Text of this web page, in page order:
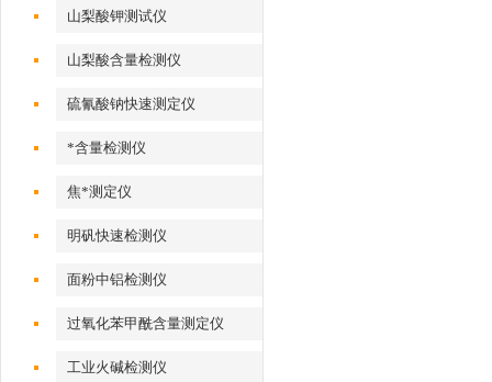
山梨酸钾测试仪
山梨酸含量检测仪
硫氰酸钠快速测定仪
*含量检测仪
焦*测定仪
明矾快速检测仪
面粉中铝检测仪
过氧化苯甲酰含量测定仪
工业火碱检测仪